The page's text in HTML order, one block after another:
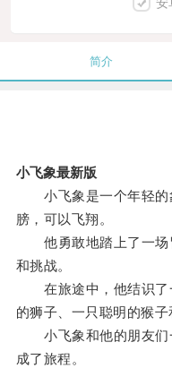
简介
小飞象最新版
小飞象是一个年轻的
膀，可以飞翔。
他勇敢地踏上了一场
和挑战。
在旅途中，他结识了
的狮子、一只聪明的猴子
小飞象和他的朋友们
成了旅程。